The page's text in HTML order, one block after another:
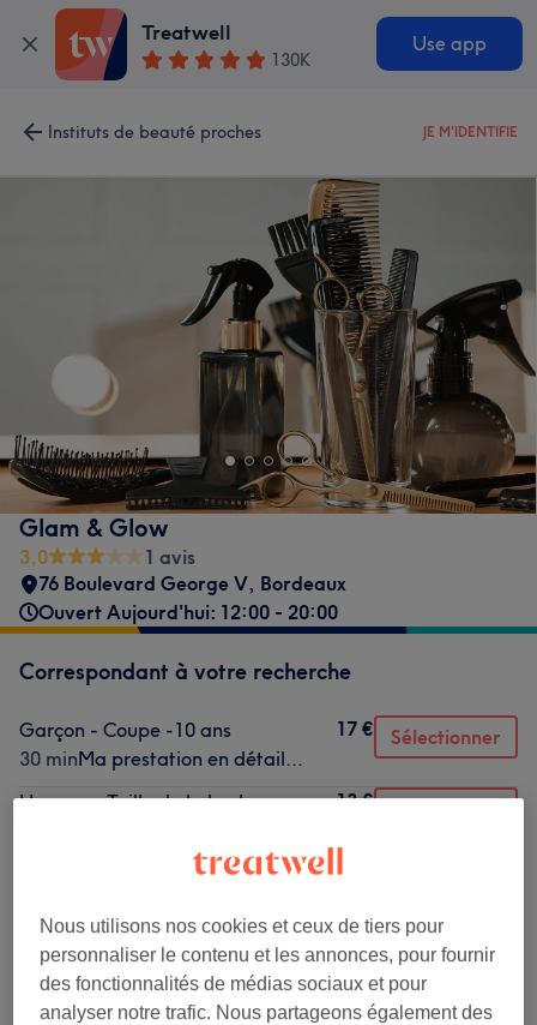
Treatwell
130K
Use app
Instituts de beauté proches JE M'IDENTIFIE
Glam & Glow
3,0
1 avis
76 Boulevard George V, Bordeaux
Ouvert Aujourd'hui: 12:00 - 20:00
Correspondant à votre recherche
Garçon - Coupe -10 ans
30 minMa prestation en détail...
17 € Sélectionner
Homme - Taille de la barbe
13 €
Homme - Rasage à l'ancienne
24 €
Ce n'est pas ce que vous recherchiez ?
Recherchez dans notre liste de prestations
Nous utilisons nos cookies et ceux de tiers pour
personnaliser le contenu et les annonces, pour fournir
des fonctionnalités de médias sociaux et pour
analyser notre trafic. Nous partageons également des